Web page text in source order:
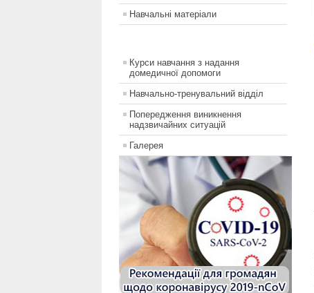
Навчальні матеріали
Курси навчання з надання
домедичної допомоги
Навчально-тренувальний відділ
Попередження виникнення
надзвичайних ситуацій
Галерея